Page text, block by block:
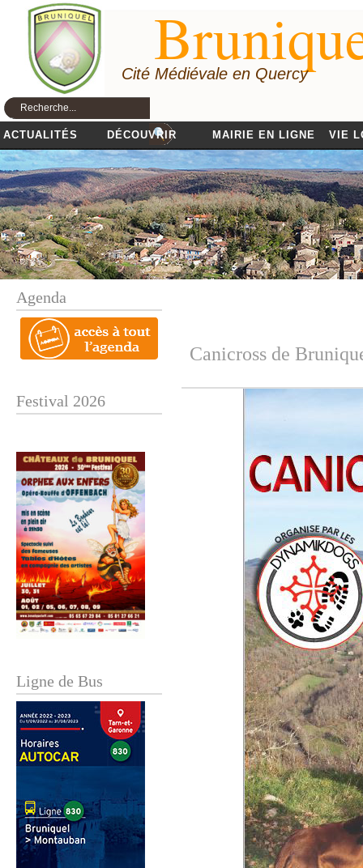
Cité Médiévale en Quercy
ACTUALITÉS DÉCOUVRIR MAIRIE EN LIGNE VIE
Agenda
Festival 2026
Ligne de Bus
Canicross de